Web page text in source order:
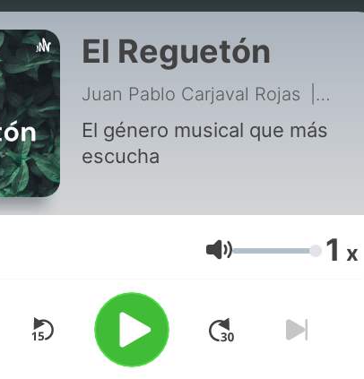
El Reguetón
Juan Pablo Carjaval Rojas 1 -
El género musical que más
escucha
Volumen 1 x